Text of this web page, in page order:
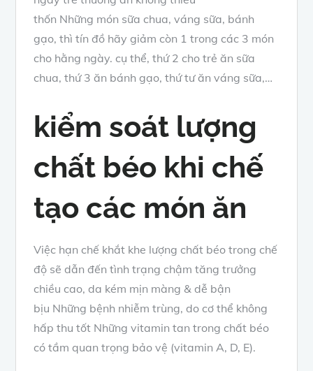
thốn Những món sữa chua, váng sữa, bánh
gạo, thìtín đồ hãy giảm còn 1 trong các 3 món
cho hằng ngày. cụ thể, thứ 2 cho trẻ ăn sữa
chua, thứ 3 ăn bánh gạo, thứ tư ăn váng sữa,…
kiểm soát lượng
chất béo khi chế
tạo các món ăn
Việc hạn chế khắt khe lượng chất béo trong chế
độ sẽdẫn đến tình trạng chậm tăng trưởng
chiều cao, da kém mịn màng & dễ bận
bịu Những bệnh nhiễm trùng, do cơ thể không
hấp thutốt Những vitamin tan trong chất béo
cótầm quan trọng bảo vệ (vitamin A, D, E).